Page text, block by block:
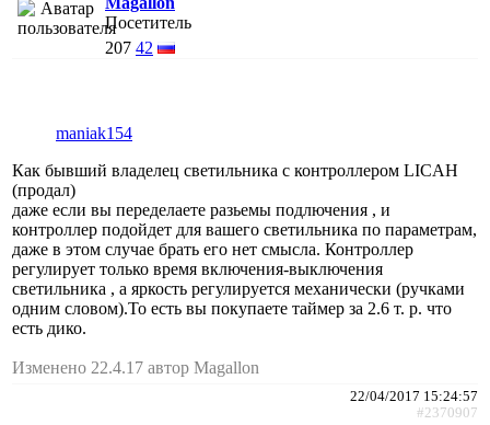
Посетитель
207 42
maniak154
Как бывший владелец светильника с контроллером LICAH
(продал)
даже если вы переделаете разьемы подлючения , и
контроллер подойдет для вашего светильника по параметрам,
даже в этом случае брать его нет смысла. Контроллер
регулирует только время включения-выключения
светильника , а яркость регулируется механически (ручками
одним словом).То есть вы покупаете таймер за 2.6 т. р. что
есть дико.
Изменено 22.4.17 автор Magallon
22/04/2017 15:24:57
#2370907